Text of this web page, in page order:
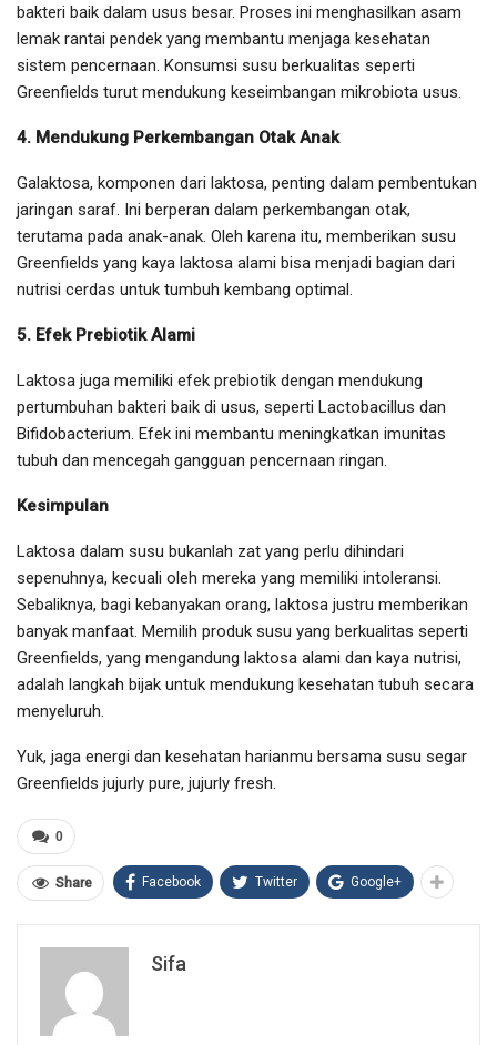
bakteri baik dalam usus besar. Proses ini menghasilkan asam
lemak rantai pendek yang membantu menjaga kesehatan
sistem pencernaan. Konsumsi susu berkualitas seperti
Greenfields turut mendukung keseimbangan mikrobiota usus.
4. Mendukung Perkembangan Otak Anak
Galaktosa, komponen dari laktosa, penting dalam pembentukan
jaringan saraf. Ini berperan dalam perkembangan otak,
terutama pada anak-anak. Oleh karena itu, memberikan susu
Greenfields yang kaya laktosa alami bisa menjadi bagian dari
nutrisi cerdas untuk tumbuh kembang optimal.
5. Efek Prebiotik Alami
Laktosa juga memiliki efek prebiotik dengan mendukung
pertumbuhan bakteri baik di usus, seperti Lactobacillus dan
Bifidobacterium. Efek ini membantu meningkatkan imunitas
tubuh dan mencegah gangguan pencernaan ringan.
Kesimpulan
Laktosa dalam susu bukanlah zat yang perlu dihindari
sepenuhnya, kecuali oleh mereka yang memiliki intoleransi.
Sebaliknya, bagi kebanyakan orang, laktosa justru memberikan
banyak manfaat. Memilih produk susu yang berkualitas seperti
Greenfields, yang mengandung laktosa alami dan kaya nutrisi,
adalah langkah bijak untuk mendukung kesehatan tubuh secara
menyeluruh.
Yuk, jaga energi dan kesehatan harianmu bersama susu segar
Greenfields jujurly pure, jujurly fresh.
0
Share Facebook Twitter Google+
Sifa